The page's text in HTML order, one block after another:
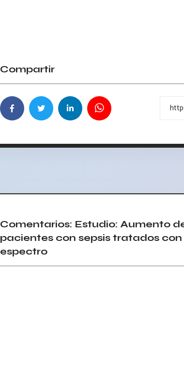
Compartir
Comentarios: Estudio: Aumento
pacientes con sepsis tratados
espectro